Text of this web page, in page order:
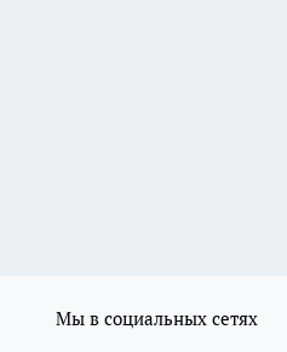
Мы в социальных сетях